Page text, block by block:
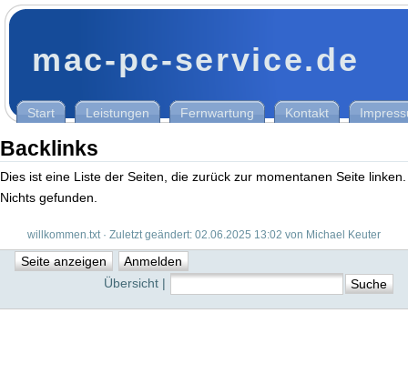
mac-pc-service.de
Start Leistungen Fernwartung Kontakt
Backlinks
Dies ist eine Liste der Seiten, die zurück zur momentanen Seite linken.
Nichts gefunden.
willkommen.txt · Zuletzt geändert: 02.06.2025 13:02 von Michael Keuter
Übersicht |